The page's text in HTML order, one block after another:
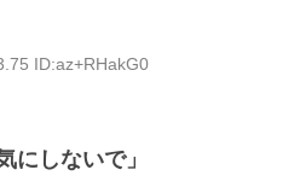
ID:az+RHakG0
にしないで」